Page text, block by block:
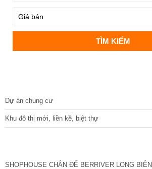
Dự án chung cư
Khu đô thị mới, liền kề, biệt thự
SHOPHOUSE CHÂN ĐẾ BERRIVER LONG BIÊN